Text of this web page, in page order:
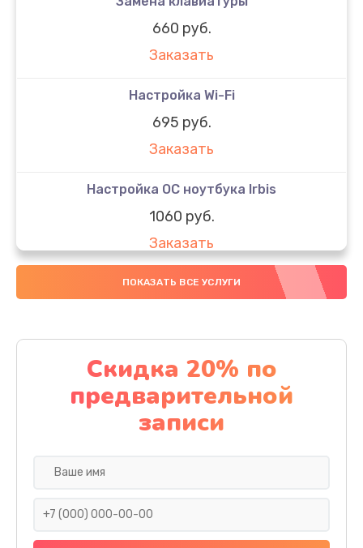
660 руб.
Заказать
Настройка Wi-Fi
695 руб.
Заказать
Настройка ОС ноутбука Irbis
1060 руб.
Заказать
Настройка BIOS
Заказать
Замена SSD ноутбука Irbis
1490 руб.
Заказать
ПОКАЗАТЬ ВСЕ УСЛУГИ
Скидка 20% по
предварительной
записи